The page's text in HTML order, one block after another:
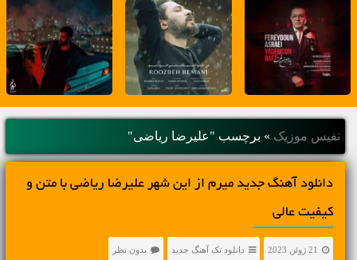
نفیس موزیک » برچسب "علیرضا ریاضی"
دانلود آهنگ جديد میرم از این شهر علیرضا ریاضی با متن و
کیفیت عالی
21 ژوئن 2023 دانلود تک آهنگ جدید بدون نظر